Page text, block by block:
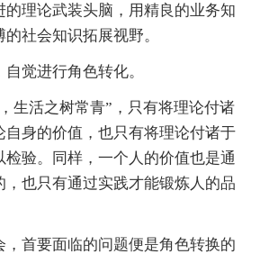
的理论武装头脑，用精良的业务知
社会知识拓展视野。
觉进行角色转化。
活之树常青”，只有将理论付诸
自身的价值，也只有将理论付诸于
检验。同样，一个人的价值也是通
，也只有通过实践才能锻炼人的品
首要面临的问题便是角色转换的